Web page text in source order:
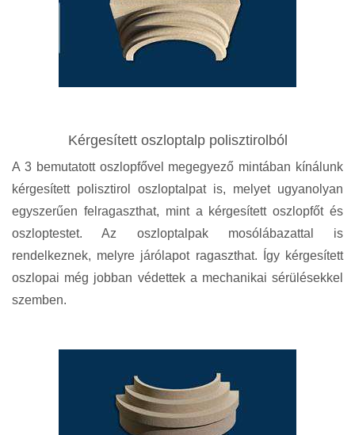
Kérgesített oszloptalp polisztirolból
A 3 bemutatott oszlopfővel megegyező mintában kínálunk
kérgesített polisztirol oszloptalpat is, melyet ugyanolyan
egyszerűen felragaszthat, mint a kérgesített oszlopfőt és
oszloptestet. Az oszloptalpak mosólábazattal is
rendelkeznek, melyre járólapot ragaszthat. Így kérgesített
oszlopai még jobban védettek a mechanikai sérülésekkel
szemben.